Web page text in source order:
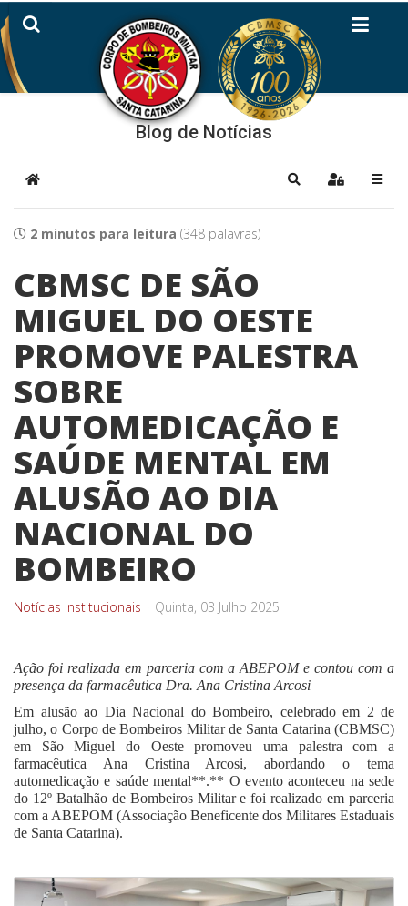
Blog de Notícias
Home PesquisarSign In
2 minutos para leitura (348 palavras)
CBMSC DE SÃO
MIGUEL DO OESTE
PROMOVE PALESTRA
SOBRE
AUTOMEDICAÇÃO E
SAÚDE MENTAL EM
ALUSÃO AO DIA
NACIONAL DO
BOMBEIRO
Notícias Institucionais Quinta, 03 Julho 2025
Ação foi realizada em parceria com a ABEPOM e contou com a
presença da farmacêutica Dra. Ana Cristina Arcosi
Em alusão ao Dia Nacional do Bombeiro, celebrado em 2 de
julho, o Corpo de Bombeiros Militar de Santa Catarina (CBMSC)
em São Miguel do Oeste promoveu uma palestra com a
farmacêutica Ana Cristina Arcosi, abordando o tema
automedicação e saúde mental**.** O evento aconteceu na sede
do 12º Batalhão de Bombeiros Militar e foi realizado em parceria
com a ABEPOM (Associação Beneficente dos Militares Estaduais
de Santa Catarina).